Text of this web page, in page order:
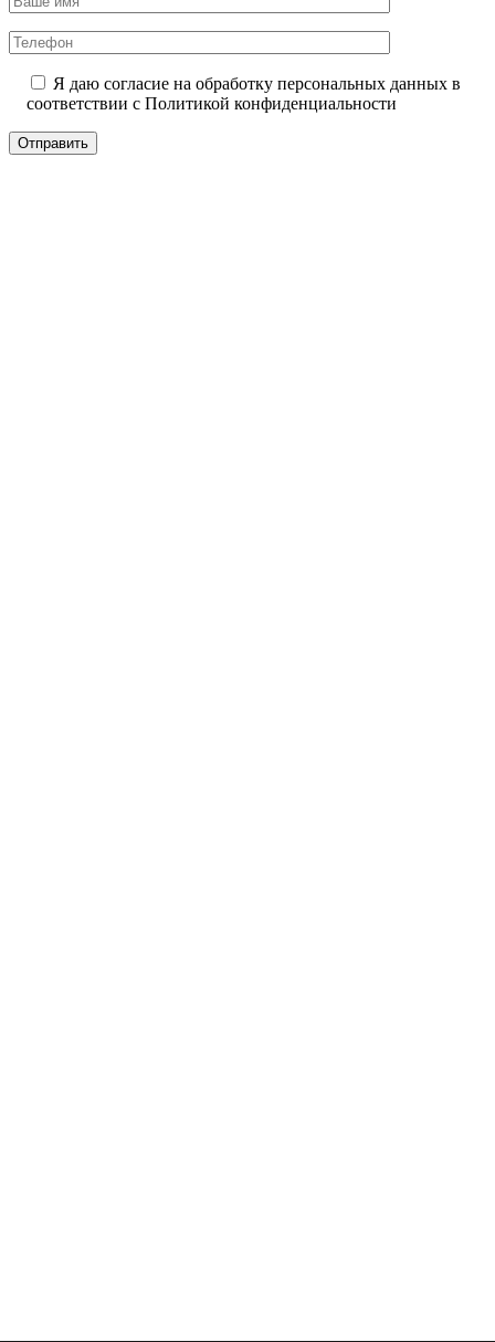
Я даю согласие на обработку персональных данных в
соответствии с Политикой конфиденциальности